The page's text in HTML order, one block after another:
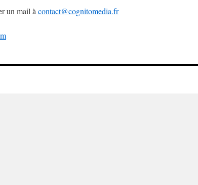
un mail à contact@cognitomedia.fr